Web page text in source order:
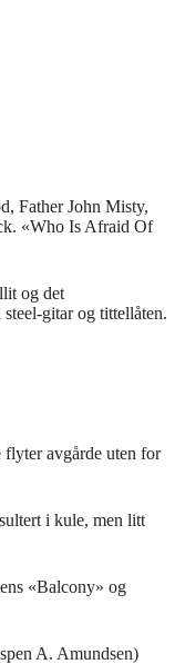
Father John Misty,
«Who Is Afraid Of
og det
gitar og tittellåten.
flyter avgårde uten for
i kule, men litt
«Balcony» og
A. Amundsen)